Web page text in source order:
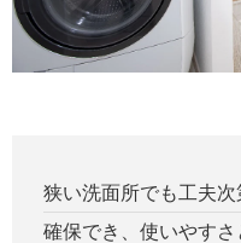
狭い洗面所でも工夫
確保でき、使いやす